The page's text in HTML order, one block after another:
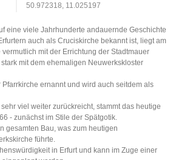
50.972318, 11.025197
eine viele Jahrhunderte andauernde Geschichte
auch als Cruciskirche bekannt ist, liegt am
mit der Errichtung der Stadtmauer
mit dem ehemaligen Neuwerkskloster
ernannt und wird auch seitdem als
viel weiter zurückreicht, stammt das heutige
- zunächst im Stile der Spätgotik.
gesamten Bau, was zum heutigen
führte.
in Erfurt und kann im Zuge einer